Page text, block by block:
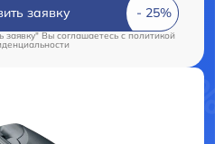
заявку
Вы соглашаетесь c политикой